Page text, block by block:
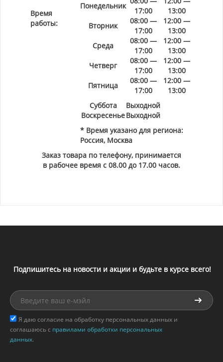
Время
работы:
Понедельник
17:00
13:00
Вторник
08:00 —
17:00
12:00 —
13:00
Среда
08:00 —
17:00
12:00 —
13:00
Четверг
08:00 —
17:00
12:00 —
13:00
Пятница
08:00 —
17:00
12:00 —
13:00
Суббота
Выходной
ВоскресеньеВыходной
* Время указано для региона:
Россия, Москва
Заказ товара по телефону, принимается
в рабочее время с 08.00 до 17.00 часов.
Подпишитесь на новости и акции и будьте в курсе всего!
Я даю согласие на обработку персональных данных и
соглашаюсь с правилами обработки персональных
данных.